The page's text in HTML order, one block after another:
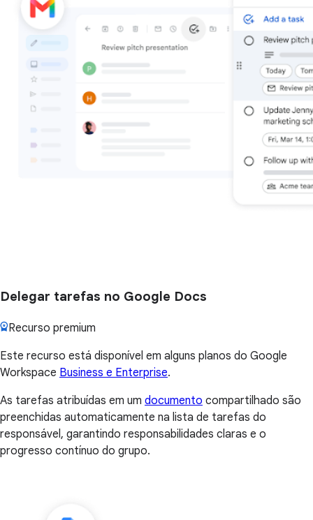
Delegar tarefas no Google Docs
Recurso premium
Este recurso está disponível em alguns planos do Google
Workspace Business e Enterprise.
As tarefas atribuídas em um documento compartilhado são
preenchidas automaticamente na lista de tarefas do
responsável, garantindo responsabilidades claras e o
progresso contínuo do grupo.